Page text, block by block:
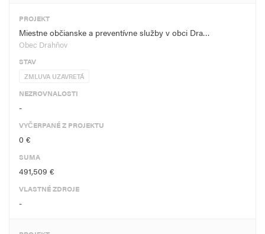
PROJEKT
Miestne občianske a preventívne služby v obci Dra…
Obec Drahňov
STAV
ZMLUVA UZAVRETÁ
NEZROVNALOSTI
-
VYČERPANÉ Z PROJEKTU
0 €
SUMA
491,509 €
VLASTNÉ ZDROJE
-